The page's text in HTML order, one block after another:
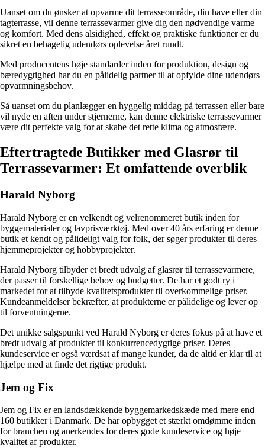
Uanset om du ønsker at opvarme dit terrasseområde, din have eller din
tagterrasse, vil denne terrassevarmer give dig den nødvendige varme
og komfort. Med dens alsidighed, effekt og praktiske funktioner er du
sikret en behagelig udendørs oplevelse året rundt.
Med producentens høje standarder inden for produktion, design og
bæredygtighed har du en pålidelig partner til at opfylde dine udendørs
opvarmningsbehov.
Så uanset om du planlægger en hyggelig middag på terrassen eller bare
vil nyde en aften under stjernerne, kan denne elektriske terrassevarmer
være dit perfekte valg for at skabe det rette klima og atmosfære.
Eftertragtede Butikker med Glasrør til
Terrassevarmer: Et omfattende overblik
Harald Nyborg
Harald Nyborg er en velkendt og velrenommeret butik inden for
byggematerialer og lavprisværktøj. Med over 40 års erfaring er denne
butik et kendt og pålideligt valg for folk, der søger produkter til deres
hjemmeprojekter og hobbyprojekter.
Harald Nyborg tilbyder et bredt udvalg af glasrør til terrassevarmere,
der passer til forskellige behov og budgetter. De har et godt ry i
markedet for at tilbyde kvalitetsprodukter til overkommelige priser.
Kundeanmeldelser bekræfter, at produkterne er pålidelige og lever op
til forventningerne.
Det unikke salgspunkt ved Harald Nyborg er deres fokus på at have et
bredt udvalg af produkter til konkurrencedygtige priser. Deres
kundeservice er også værdsat af mange kunder, da de altid er klar til at
hjælpe med at finde det rigtige produkt.
Jem og Fix
Jem og Fix er en landsdækkende byggemarkedskæde med mere end
160 butikker i Danmark. De har opbygget et stærkt omdømme inden
for branchen og anerkendes for deres gode kundeservice og høje
kvalitet af produkter.